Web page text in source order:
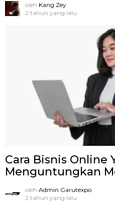
oleh Kang Zey
2 tahun yang lalu
Cara Bisnis Online
Menguntungkan
oleh Admin Garutexpo
2 tahun yang lalu